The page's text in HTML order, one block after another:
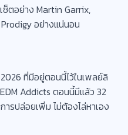
ซ็ตอย่าง Martin Garrix,
อย่างแน่นอน
ที่มีอยู่ตอนนี้ไว้ในเพลย์ลิ
Addicts ตอนนี้มีแล้ว 32
รปล่อยเพิ่ม ไม่ต้องไล่หาเอง